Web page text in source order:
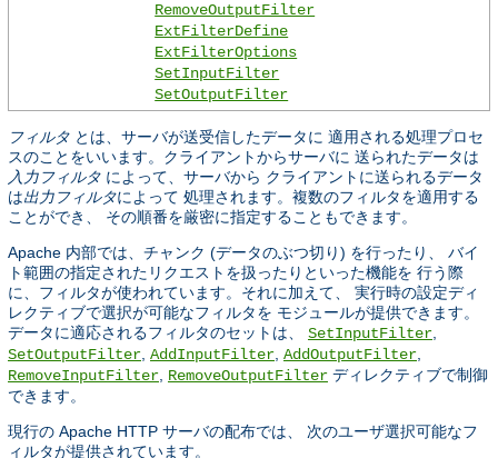
RemoveOutputFilter
ExtFilterDefine
ExtFilterOptions
SetInputFilter
SetOutputFilter
フィルタ とは、サーバが送受信したデータに 適用される処理プロセ
スのことをいいます。クライアントからサーバに 送られたデータは
入力フィルタ によって、サーバから クライアントに送られるデータ
は出力フィルタによって 処理されます。複数のフィルタを適用する
ことができ、 その順番を厳密に指定することもできます。
Apache 内部では、チャンク (データのぶつ切り) を行ったり、 バイ
ト範囲の指定されたリクエストを扱ったりといった機能を 行う際
に、フィルタが使われています。それに加えて、 実行時の設定ディ
レクティブで選択が可能なフィルタを モジュールが提供できます。
データに適応されるフィルタのセットは、 SetInputFilter
SetOutputFilter AddInputFilter AddOutputFilter
RemoveInputFilter RemoveOutputFilter ディレクティブで制御
できます。
現行の Apache HTTP サーバの配布では、 次のユーザ選択可能なフ
ィルタが提供されています。